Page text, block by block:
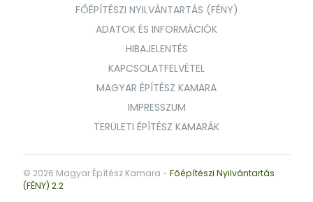
FŐÉPÍTÉSZI NYILVÁNTARTÁS (FÉNY)
ADATOK ÉS INFORMÁCIÓK
HIBAJELENTÉS
KAPCSOLATFELVÉTEL
MAGYAR ÉPÍTÉSZ KAMARA
IMPRESSZUM
TERÜLETI ÉPÍTÉSZ KAMARÁK
© 2026 Magyar Építész Kamara - Főépítészi Nyilvántartás
(FÉNY) 2.2